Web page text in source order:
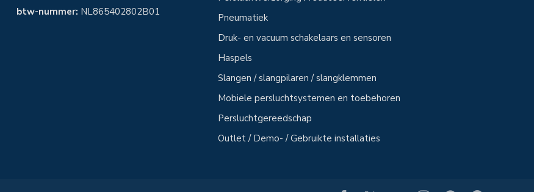
btw-nummer: NL865402802B01
Pneumatiek
Druk- en vacuum schakelaars en sensoren
Haspels
Slangen / slangpilaren / slangklemmen
Mobiele persluchtsystemen en toebehoren
Persluchtgereedschap
Outlet / Demo- / Gebruikte installaties